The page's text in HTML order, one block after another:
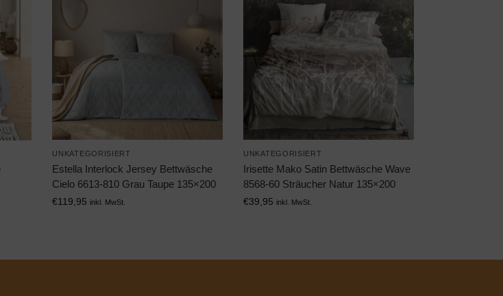
UNKATEGORISIERT
Estella Interlock Jersey Bettwäsche
Cielo 6613-810 Grau Taupe 135×200
€119,95 inkl. MwSt.
UNKATEGORISIERT
Irisette Mako Satin Bettwäsche Wave
8568-60 Sträucher Natur 135×200
€39,95 inkl. MwSt.